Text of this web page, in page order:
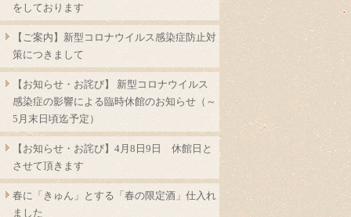
をしております
【ご案内】新型コロナウイルス感染症防止対
策につきまして
【お知らせ・お詫び】 新型コロナウイルス
感染症の影響による臨時休館のお知らせ（～
5月末日頃迄予定）
【お知らせ・お詫び】4月8日9日 休館日と
させて頂きます
春に「きゅん」とする「春の限定酒」仕入れ
ました